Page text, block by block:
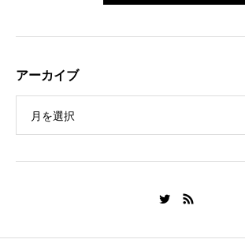
アーカイブ
月を選択